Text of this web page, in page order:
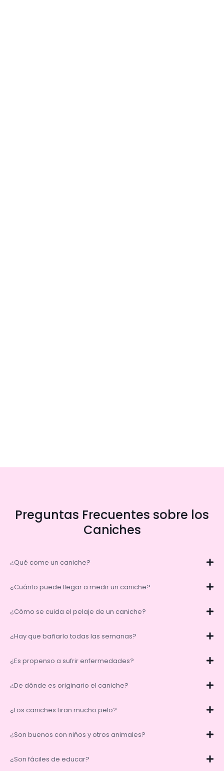
Preguntas Frecuentes sobre los
Caniches
¿Qué come un caniche?
¿Cuánto puede llegar a medir un caniche?
¿Cómo se cuida el pelaje de un caniche?
¿Hay que bañarlo todas las semanas?
¿Es propenso a sufrir enfermedades?
¿De dónde es originario el caniche?
¿Los caniches tiran mucho pelo?
¿Son buenos con niños y otros animales?
¿Son fáciles de educar?